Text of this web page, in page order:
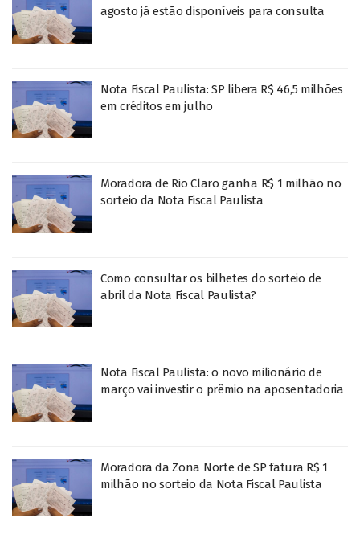
agosto já estão disponíveis para consulta
Nota Fiscal Paulista: SP libera R$ 46,5 milhões
em créditos em julho
Moradora de Rio Claro ganha R$ 1 milhão no
sorteio da Nota Fiscal Paulista
Como consultar os bilhetes do sorteio de
abril da Nota Fiscal Paulista?
Nota Fiscal Paulista: o novo milionário de
março vai investir o prêmio na aposentadoria
Moradora da Zona Norte de SP fatura R$ 1
milhão no sorteio da Nota Fiscal Paulista